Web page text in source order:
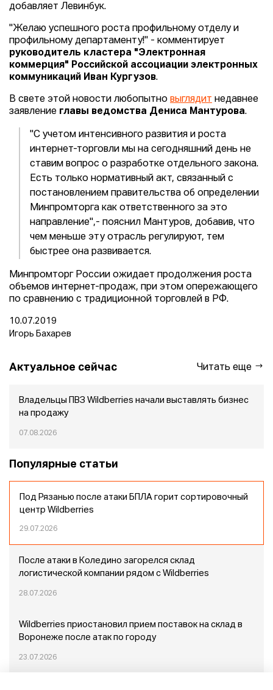
добавляет Левинбук.
"Желаю успешного роста профильному отделу и
профильному департаменту!" - комментирует
руководитель кластера "Электронная
коммерция" Российской ассоциации электронных
коммуникаций Иван Кургузов.
В свете этой новости любопытно выглядит недавнее
заявление главы ведомства Дениса Мантурова.
"С учетом интенсивного развития и роста
интернет-торговли мы на сегодняшний день не
ставим вопрос о разработке отдельного закона.
Есть только нормативный акт, связанный с
постановлением правительства об определении
Минпромторга как ответственного за это
направление",- пояснил Мантуров, добавив, что
чем меньше эту отрасль регулируют, тем
быстрее она развивается.
Минпромторг России ожидает продолжения роста
объемов интернет-продаж, при этом опережающего
по сравнению с традиционной торговлей в РФ.
10.07.2019
Игорь Бахарев
Актуальное сейчас Читать еще
Владельцы ПВЗ Wildberries начали выставлять бизнес
на продажу
07.08.2026
Популярные статьи
Под Рязанью после атаки БПЛА горит сортировочный
центр Wildberries
29.07.2026
После атаки в Коледино загорелся склад
логистической компании рядом с Wildberries
28.07.2026
Wildberries приостановил прием поставок на склад в
Воронеже после атак по городу
23.07.2026